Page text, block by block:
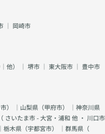
｜ 岡崎市
他） ｜ 堺市 ｜ 東大阪市 ｜ 豊中市
） ｜山梨県（甲府市） ｜神奈川県
さいたま市 - 大宮・浦和 他 ・ 川口市
栃木県（宇都宮市） ｜群馬県（